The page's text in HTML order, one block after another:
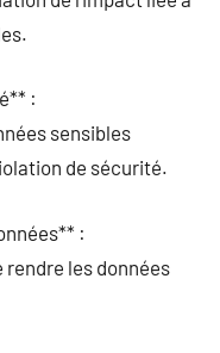
:
sensibles
de sécurité.
:
les données